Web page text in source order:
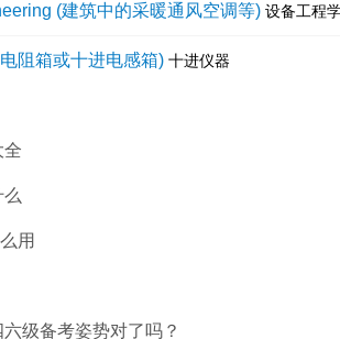
(建筑中的采暖通风空调等) 设备工程
阻箱或十进电感箱) 十进仪器
全
用
级备考姿势对了吗？